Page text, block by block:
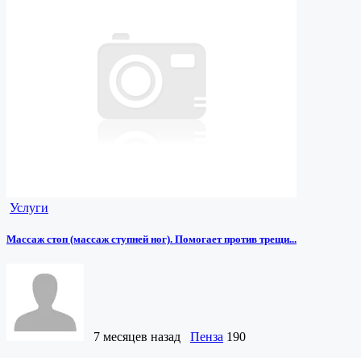
Услуги
Массаж стоп (массаж ступней ног). Помогает против трещи...
7 месяцев назад Пенза 190